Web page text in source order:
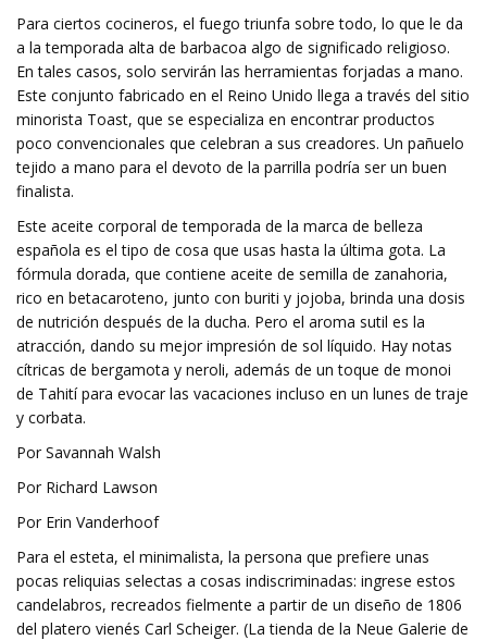
Para ciertos cocineros, el fuego triunfa sobre todo, lo que le da
a la temporada alta de barbacoa algo de significado religioso.
En tales casos, solo servirán las herramientas forjadas a mano.
Este conjunto fabricado en el Reino Unido llega a través del sitio
minorista Toast, que se especializa en encontrar productos
poco convencionales que celebran a sus creadores. Un pañuelo
tejido a mano para el devoto de la parrilla podría ser un buen
finalista.
Este aceite corporal de temporada de la marca de belleza
española es el tipo de cosa que usas hasta la última gota. La
fórmula dorada, que contiene aceite de semilla de zanahoria,
rico en betacaroteno, junto con buriti y jojoba, brinda una dosis
de nutrición después de la ducha. Pero el aroma sutil es la
atracción, dando su mejor impresión de sol líquido. Hay notas
cítricas de bergamota y neroli, además de un toque de monoi
de Tahití para evocar las vacaciones incluso en un lunes de traje
y corbata.
Por Savannah Walsh
Por Richard Lawson
Por Erin Vanderhoof
Para el esteta, el minimalista, la persona que prefiere unas
pocas reliquias selectas a cosas indiscriminadas: ingrese estos
candelabros, recreados fielmente a partir de un diseño de 1806
del platero vienés Carl Scheiger. (La tienda de la Neue Galerie de